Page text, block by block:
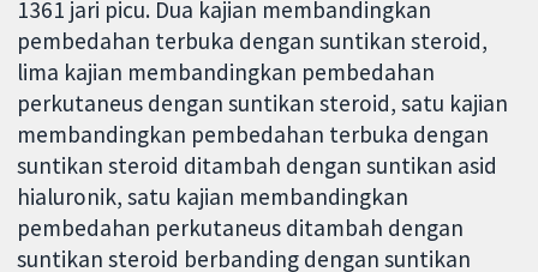
1361 jari picu. Dua kajian membandingkan
pembedahan terbuka dengan suntikan steroid,
lima kajian membandingkan pembedahan
perkutaneus dengan suntikan steroid, satu kajian
membandingkan pembedahan terbuka dengan
suntikan steroid ditambah dengan suntikan asid
hialuronik, satu kajian membandingkan
pembedahan perkutaneus ditambah dengan
suntikan steroid berbanding dengan suntikan